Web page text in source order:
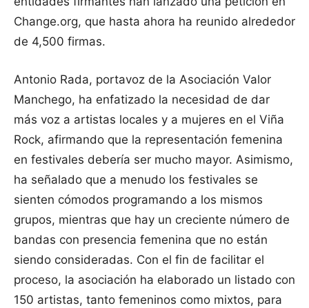
Change.org, que hasta ahora ha reunido alrededor
de 4,500 firmas.
Antonio Rada, portavoz de la Asociación Valor
Manchego, ha enfatizado la necesidad de dar
más voz a artistas locales y a mujeres en el Viña
Rock, afirmando que la representación femenina
en festivales debería ser mucho mayor. Asimismo,
ha señalado que a menudo los festivales se
sienten cómodos programando a los mismos
grupos, mientras que hay un creciente número de
bandas con presencia femenina que no están
siendo consideradas. Con el fin de facilitar el
proceso, la asociación ha elaborado un listado con
150 artistas, tanto femeninos como mixtos, para